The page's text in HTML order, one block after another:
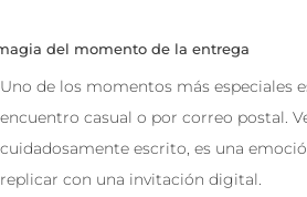
del momento de la entrega
Uno de los momentos más especiales
encuentro casual o por correo postal.
cuidadosamente escrito, es una
replicar con una invitación digital.